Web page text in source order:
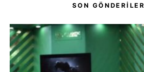
SON GÖNDERİLER